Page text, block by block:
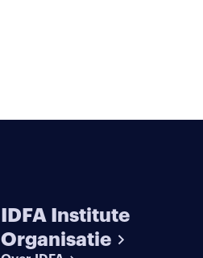
IDFA Institute
Organisatie